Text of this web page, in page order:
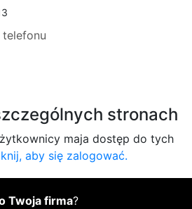
telefonu
stronach
maja dostęp do tych
aby się zalogować.
Twoja firma?